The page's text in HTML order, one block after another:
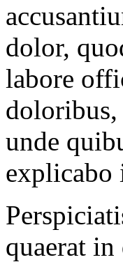
dolor,
labore
doloribus,
unde
explicabo
quaerat